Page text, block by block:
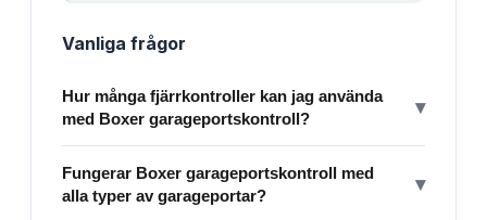
Vanliga frågor
Hur många fjärrkontroller kan jag använda
med Boxer garageportskontroll?
▾
Fungerar Boxer garageportskontroll med
alla typer av garageportar?
▾